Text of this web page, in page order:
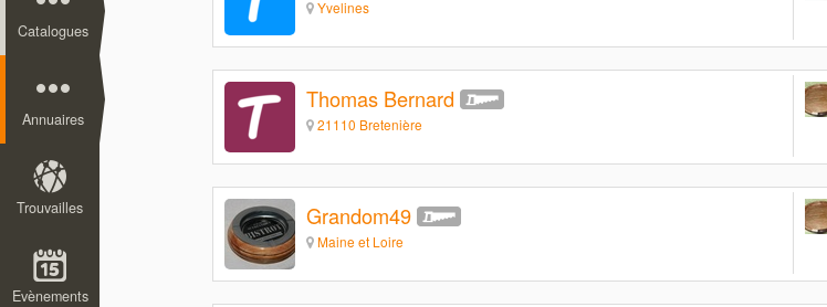
Catalogues
Annuaires
Trouvailles
Evènements
Yvelines
Thomas Bernard
21110 Bretenière
Grandom49
Maine et Loire